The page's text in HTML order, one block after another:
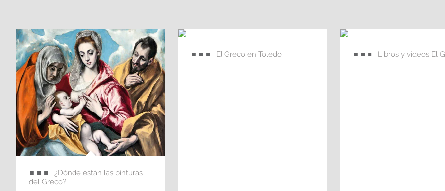
¿Dónde están las pinturas
del Greco?
El Greco en Toledo Libros y vídeos El